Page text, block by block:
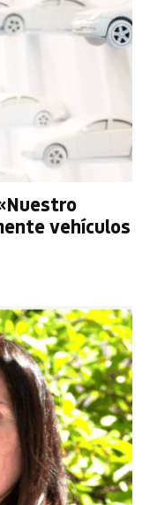
vehículos